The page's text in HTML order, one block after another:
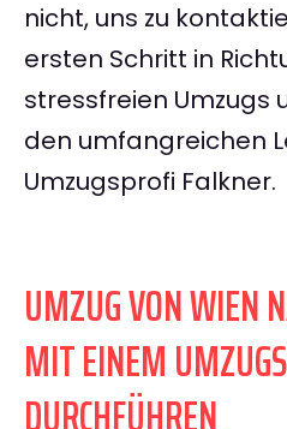
nicht, uns zu
ersten Schritt in
stressfreien Umzugs
den umfangreichen
Umzugsprofi Falkner.
UMZUG VON WIEN
MIT EINEM